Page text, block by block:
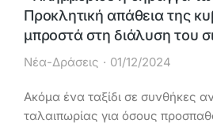
Προκλητική απάθεια της
μπροστά στη διάλυση του
Νέα-Δράσεις 01/12/2024
Ακόμα ένα ταξίδι σε συνθήκες
ταλαιπωρίας για όσους